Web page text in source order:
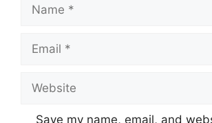
Save my name, email, and